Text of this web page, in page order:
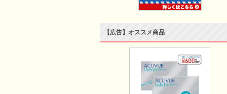
【広告】オススメ商品